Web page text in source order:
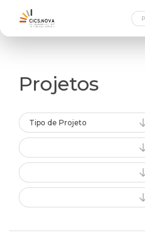
Projetos
Tipo de Projeto